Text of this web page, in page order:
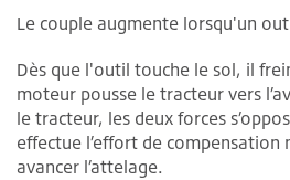
Le couple augmente lorsqu'un
Dès que l'outil touche le sol, il
moteur pousse le tracteur vers
le tracteur, les deux forces
effectue l’effort de compensation
avancer l’attelage.